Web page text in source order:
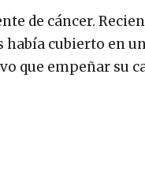
de cáncer.
había cubierto en
que empeñar su